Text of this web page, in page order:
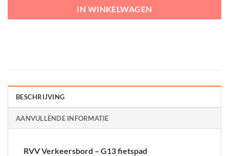
IN WINKELWAGEN
BESCHRIJVING
AANVULLENDE INFORMATIE
RVV Verkeersbord – G13 fietspad